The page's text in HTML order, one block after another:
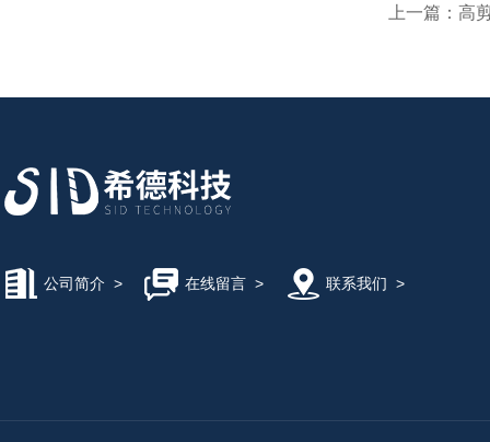
上一篇： 高
公司简介 > 在线留言> 联系我们 >